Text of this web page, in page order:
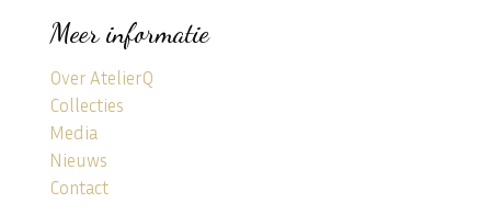
Meer informatie
Over AtelierQ
Collecties
Media
Nieuws
Contact